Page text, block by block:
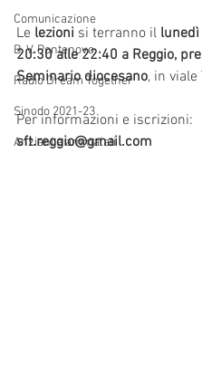
Comunicazione
B. V. Pontenovo
Radio Dream Together
Sinodo 2021-23
Anziani e ammalati
Le lezioni si terranno il
20:30 alle 22:40 a Reggio,
Seminario diocesano, in viale
Per informazioni e iscrizioni:
sft.reggio@gmail.com